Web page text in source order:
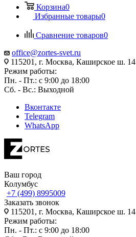
Корзина0
Избранные товары0
Сравнение товаров0
office@zortes-svet.ru
115201, г. Москва, Каширское ш. 14
Режим работы:
Пн. - Пт.: с 9:00 до 18:00
Сб. - Вс.: Выходной
Вконтакте
Telegram
WhatsApp
Ваш город
Колумбус
+7 (499) 8995009
Заказать звонок
115201, г. Москва, Каширское ш. 14
Режим работы:
Пн. - Пт.: с 9:00 до 18:00